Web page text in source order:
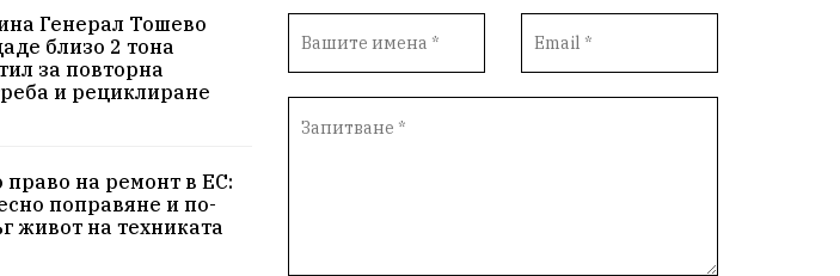
Генерал Тошево
близо 2 тона
за повторна
и рециклиране
право на ремонт в ЕС:
поправяне и по-
живот на техниката